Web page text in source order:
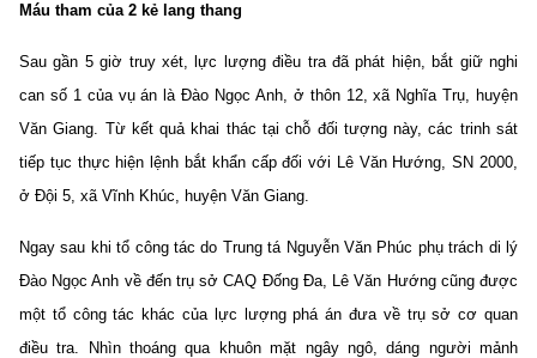
Máu tham của 2 kẻ lang thang
Sau gần 5 giờ truy xét, lực lượng điều tra đã phát hiện, bắt giữ nghi
can số 1 của vụ án là Đào Ngọc Anh, ở thôn 12, xã Nghĩa Trụ, huyện
Văn Giang. Từ kết quả khai thác tại chỗ đối tượng này, các trinh sát
tiếp tục thực hiện lệnh bắt khẩn cấp đối với Lê Văn Hướng, SN 2000,
ở Đội 5, xã Vĩnh Khúc, huyện Văn Giang.
Ngay sau khi tổ công tác do Trung tá Nguyễn Văn Phúc phụ trách di lý
Đào Ngọc Anh về đến trụ sở CAQ Đống Đa, Lê Văn Hướng cũng được
một tổ công tác khác của lực lượng phá án đưa về trụ sở cơ quan
điều tra. Nhìn thoáng qua khuôn mặt ngây ngô, dáng người mảnh